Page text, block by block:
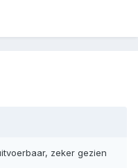
zeker gezien